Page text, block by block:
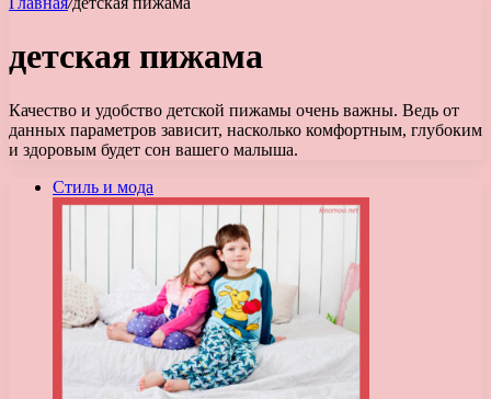
детская пижама
Качество и удобство детской пижамы очень важны. Ведь от
данных параметров зависит, насколько комфортным, глубоким
и здоровым будет сон вашего малыша.
Стиль и мода